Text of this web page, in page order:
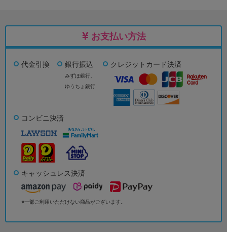
お支払い方法
代金引換 銀行振込
みずほ銀行、
ゆうちょ銀行
クレジットカード決済
コンビニ決済
キャッシュレス決済
※一部ご利用いただけない商品がございます。